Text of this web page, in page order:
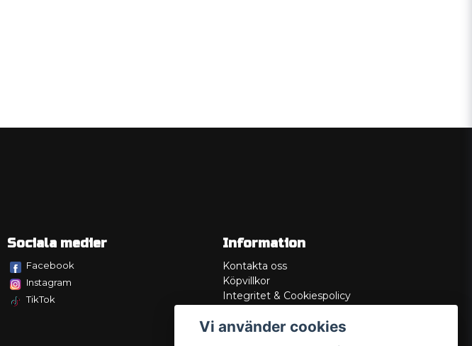
Sociala medier
Facebook
Instagram
TikTok
Information
Kontakta oss
Köpvillkor
Integritet & Cookiespolicy
Service/Garanti
Vi använder cookies